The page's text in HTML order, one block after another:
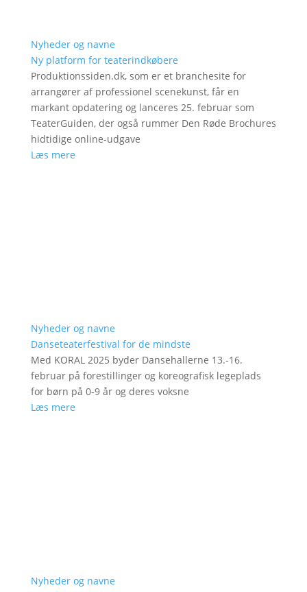
Nyheder og navne
Ny platform for teaterindkøbere
Produktionssiden.dk, som er et branchesite for
arrangører af professionel scenekunst, får en
markant opdatering og lanceres 25. februar som
TeaterGuiden, der også rummer Den Røde Brochures
hidtidige online-udgave
Læs mere
Nyheder og navne
Danseteaterfestival for de mindste
Med KORAL 2025 byder Dansehallerne 13.-16.
februar på forestillinger og koreografisk legeplads
for børn på 0-9 år og deres voksne
Læs mere
Nyheder og navne